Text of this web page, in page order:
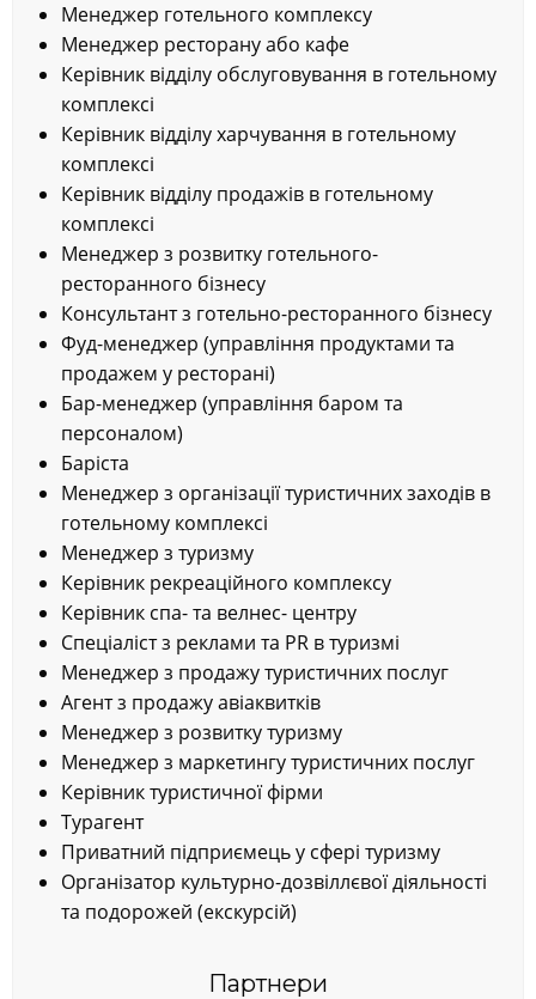
Менеджер готельного комплексу
Менеджер ресторану або кафе
Керівник відділу обслуговування в готельному
комплексі
Керівник відділу харчування в готельному
комплексі
Керівник відділу продажів в готельному
комплексі
Менеджер з розвитку готельного-
ресторанного бізнесу
Консультант з готельно-ресторанного бізнесу
Фуд-менеджер (управління продуктами та
продажем у ресторані)
Бар-менеджер (управління баром та
персоналом)
Баріста
Менеджер з організації туристичних заходів в
готельному комплексі
Менеджер з туризму
Керівник рекреаційного комплексу
Керівник спа- та велнес- центру
Спеціаліст з реклами та PR в туризмі
Менеджер з продажу туристичних послуг
Агент з продажу авіаквитків
Менеджер з розвитку туризму
Менеджер з маркетингу туристичних послуг
Керівник туристичної фірми
Турагент
Приватний підприємець у сфері туризму
Організатор культурно-дозвіллєвої діяльності
та подорожей (екскурсій)
Партнери